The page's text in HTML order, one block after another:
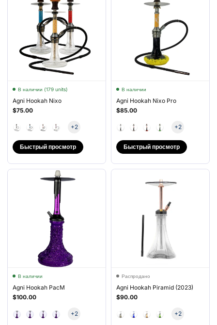
В наличии (179 units)
Agni Hookah Nixo
$75.00
+2
Быстрый просмотр
В наличии
Agni Hookah Nixo Pro
$85.00
+2
Быстрый просмотр
В наличии
Agni Hookah PacM
$100.00
+2
Распродано
Agni Hookah Piramid (2023)
$90.00
+2